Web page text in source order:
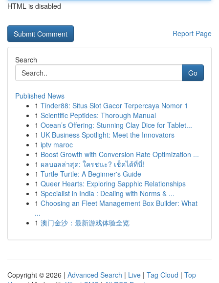
HTML is disabled
Report Page
Search
Go
Published News
1 Tinder88: Situs Slot Gacor Terpercaya Nomor 1
1 Scientific Peptides: Thorough Manual
1 Ocean’s Offering: Stunning Clay Dice for Tablet...
1 UK Business Spotlight: Meet the Innovators
1 iptv maroc
1 Boost Growth with Conversion Rate Optimization ...
1 ผลบอลล่าสุด: ใครชนะ? เช็คได้ที่นี่!
1 Turtle Turtle: A Beginner's Guide
1 Queer Hearts: Exploring Sapphic Relationships
1 Specialist in India : Dealing with Norms & ...
1 Choosing an Fleet Management Box Builder: What
...
1 澳门金沙：最新游戏体验全览
Copyright © 2026 | Advanced Search | Live | Tag Cloud | Top